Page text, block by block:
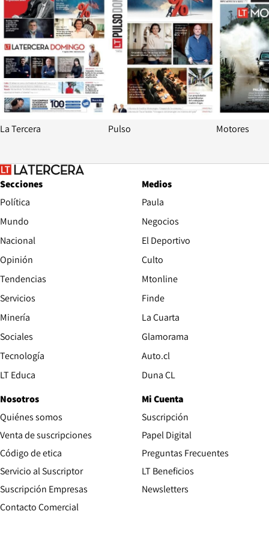
La Tercera Pulso Motores
Secciones
Política
Mundo
Nacional
Opinión
Tendencias
Servicios
Minería
Sociales
Tecnología
LT Educa
Medios
Paula
Negocios
El Deportivo
Culto
Mtonline
Finde
La Cuarta
Glamorama
Auto.cl
Duna CL
Nosotros
Quiénes somos
Venta de suscripciones
Código de etica Opens in new window
Servicio al Suscriptor
Suscripción Empresas
Contacto Comercial
Mi Cuenta
Suscripción
Papel Digital
Preguntas Frecuentes
LT Beneficios
Newsletters